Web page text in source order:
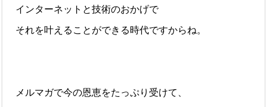
インターネットと技術のおかげで
それを叶えることができる時代ですからね。
メルマガで今の恩恵をたっぷり受けて、